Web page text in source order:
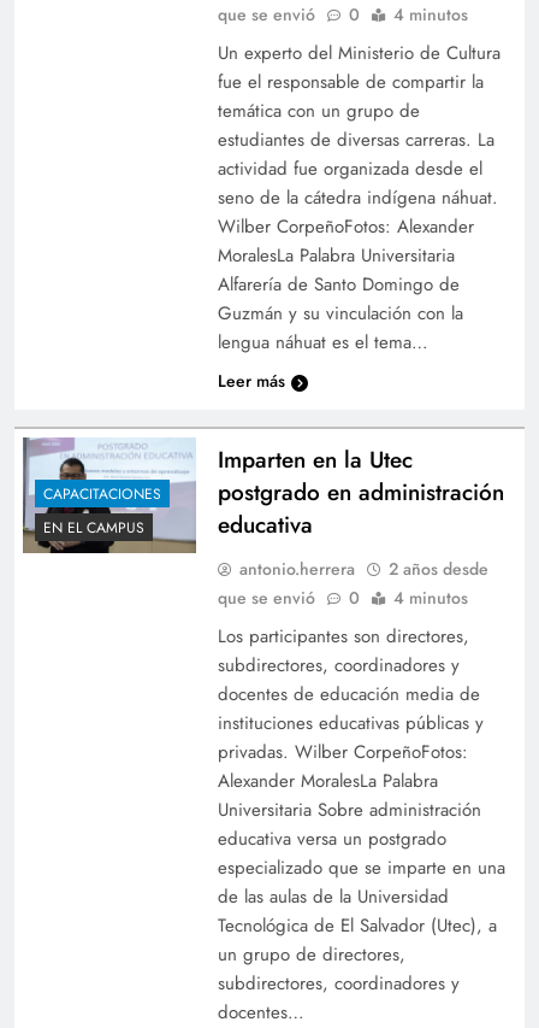
que se envió
0 4 minutos
Un experto del Ministerio de Cultura
fue el responsable de compartir la
temática con un grupo de
estudiantes de diversas carreras. La
actividad fue organizada desde el
seno de la cátedra indígena náhuat.
Wilber CorpeñoFotos: Alexander
MoralesLa Palabra Universitaria
Alfarería de Santo Domingo de
Guzmán y su vinculación con la
lengua náhuat es el tema…
Leer más
CAPACITACIONES
EN EL CAMPUS
Imparten en la Utec
postgrado en administración
educativa
antonio.herrera
2 años desde
que se envió
0 4 minutos
Los participantes son directores,
subdirectores, coordinadores y
docentes de educación media de
instituciones educativas públicas y
privadas. Wilber CorpeñoFotos:
Alexander MoralesLa Palabra
Universitaria Sobre administración
educativa versa un postgrado
especializado que se imparte en una
de las aulas de la Universidad
Tecnológica de El Salvador (Utec), a
un grupo de directores,
subdirectores, coordinadores y
docentes…